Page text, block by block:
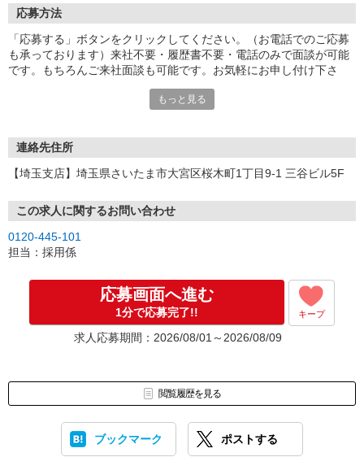
応募方法
「応募する」ボタンをクリックしてください。（お電話でのご応募
も承っております）来社不要・履歴書不要・電話のみで面談が可能
です。もちろんご来社面談も可能です。お気軽にお申し付け下さ
もっと見る
連絡先住所
【埼玉支店】埼玉県さいたま市大宮区桜木町1丁目9-1 三谷ビル5F
この求人に関するお問い合わせ
0120-445-101
担当：採用係
応募画面へ進む
1分で応募完了!! キープ
求人応募期間：2026/08/01～2026/08/09
閲覧履歴を見る
ブックマーク ポストする